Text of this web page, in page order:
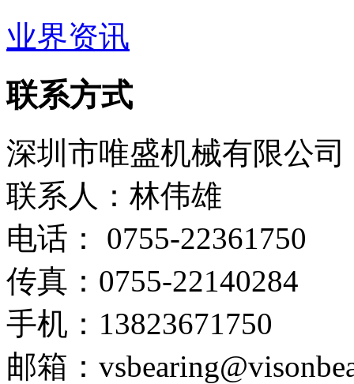
业界资讯
联系方式
深圳市唯盛机械有限公司
联系人：林伟雄
电话： 0755-22361750
传真：0755-22140284
手机：13823671750
邮箱：